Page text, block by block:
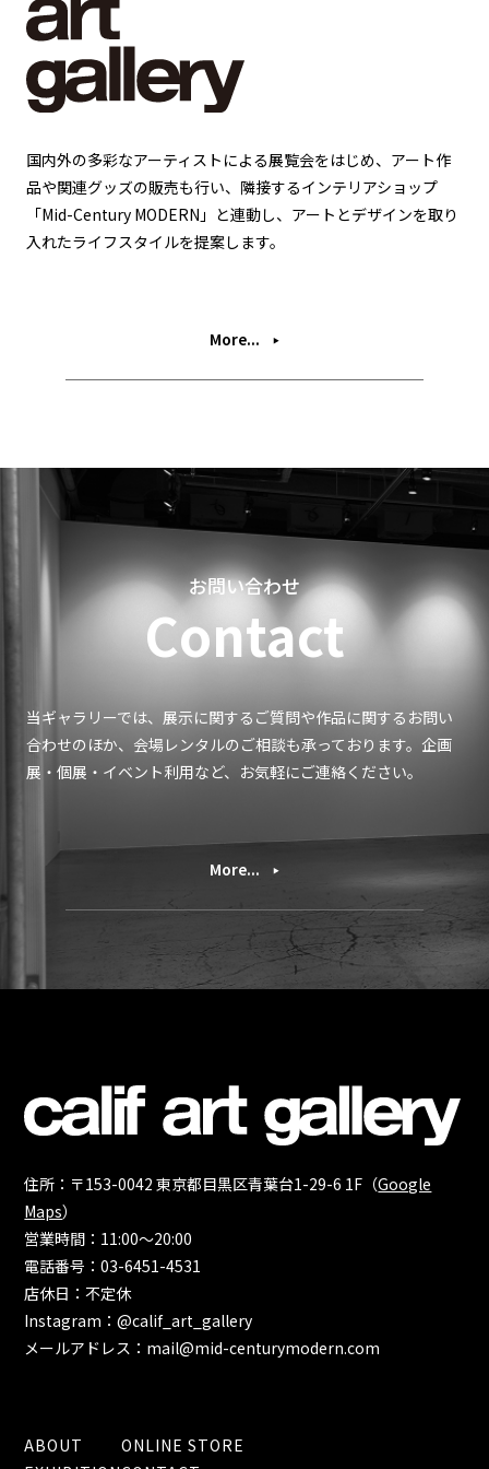
国内外の多彩なアーティストによる展覧会をはじめ、アート作
品や関連グッズの販売も行い、隣接するインテリアショップ
「Mid-Century MODERN」と連動し、アートとデザインを取り
入れたライフスタイルを提案します。
More...
お問い合わせ
Contact
当ギャラリーでは、展示に関するご質問や作品に関するお問い
合わせのほか、会場レンタルのご相談も承っております。企画
展・個展・イベント利用など、お気軽にご連絡ください。
More...
住所：〒153-0042 東京都目黒区青葉台1-29-6 1F（Google
Maps）
営業時間：11:00～20:00
電話番号：03-6451-4531
店休日：不定休
Instagram：@calif_art_gallery
メールアドレス：mail@mid-centurymodern.com
ABOUT
ONLINE STORE